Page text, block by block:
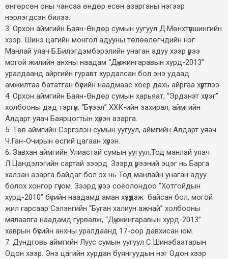
өнгөрсөн оны чансаа өндөр есөн азарганы нэгээр
нэрлэгдсэн билээ.
3. Орхон аймгийн Баян-Өндөр сумын уугуул Д.Мөнхтүвшингийн
хээр. Шинэ цагийн монгол адууны төлөөлөгчдийн нэг
Манлай уяач Б.Билэгдэмбэрэлийн унаган адуу хээр үрээ
могой жилийн анхны наадам “Дүнжингаравын хурд-2013”
уралдаанд айргийн гуравт хурдалсан бол энэ удаад
амжилтаа бататган бүсийн наадмаас хоёр дахь айргаа хүртлээ.
4. Орхон аймгийн Баян-Өндөр сумын харьяат, “Эрдэнэт хүлэг”
холбооны дэд тэргүүн, “Бүтээл” ХХК-ийн захирал, аймгийн
Алдарт уяач Баярцогтын хүрэн азарга.
5. Төв аймгийн Сэргэлэн сумын уугуул, аймгийн Алдарт уяач
Ч.Ган-Очирын өсгий цагаан хүрэн.
6. Завхан аймгийн Улиастай сумын уугуул,Тод манлай уяач
Л.Цандэлэгийн сартай зээрд. Зээрд үрээний эцэг нь Барга
халзан азарга байдаг бол эх нь Тод манлайн унаган адуу
болох хонгор гүү юм. Зээрд үрээ соёолондоо “Хотгойдын
хурд-2010” бүсийн наадамд аман хүзүүдэж байсан бол, могой
жил гарсаар Сэлэнгийн “Буган халиун ажнай” холбооны
мялаалга наадамд гурвалж, “Дүнжингаравын хурд-2013”
хаврын бүсийн анхны уралдаанд 17-оор давхисан юм.
7. Дундговь аймгийн Луус сумын уугуул С.Шинэбаатарын
Одон хээр. Энэ цагийн хурдан буянгуудын нэг Одон хээр